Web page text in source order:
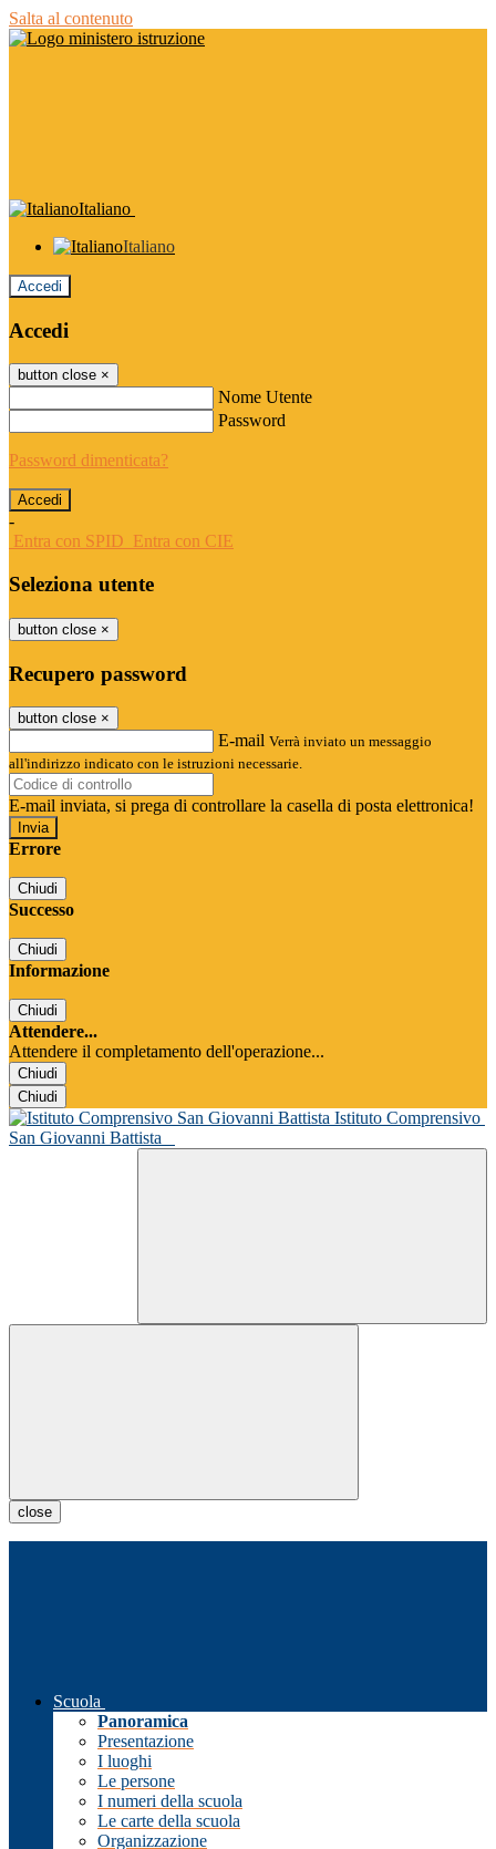
Salta al contenuto
Italiano
Italiano
Accedi
Accedi
button close ×
Nome Utente
Password
Password dimenticata?
-
Entra con SPID Entra con CIE
Seleziona utente
button close ×
Recupero password
button close ×
E-mail Verrà inviato un messaggio
all'indirizzo indicato con le istruzioni necessarie.
E-mail inviata, si prega di controllare la casella di posta elettronica!
Errore
Chiudi
Successo
Chiudi
Informazione
Chiudi
Attendere...
Attendere il completamento dell'operazione...
Chiudi
Chiudi
Istituto Comprensivo
San Giovanni Battista
close
Scuola
Panoramica
Presentazione
I luoghi
Le persone
I numeri della scuola
Le carte della scuola
Organizzazione